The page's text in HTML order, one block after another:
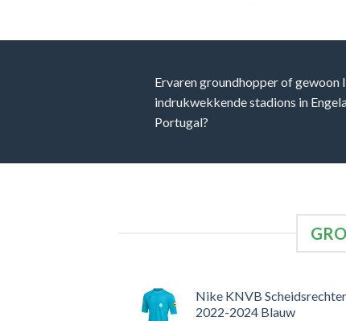
Ervaren groundhopper of
indrukwekkende stadions in
Portugal?
Nike KNVB
2022-2024 Blauw